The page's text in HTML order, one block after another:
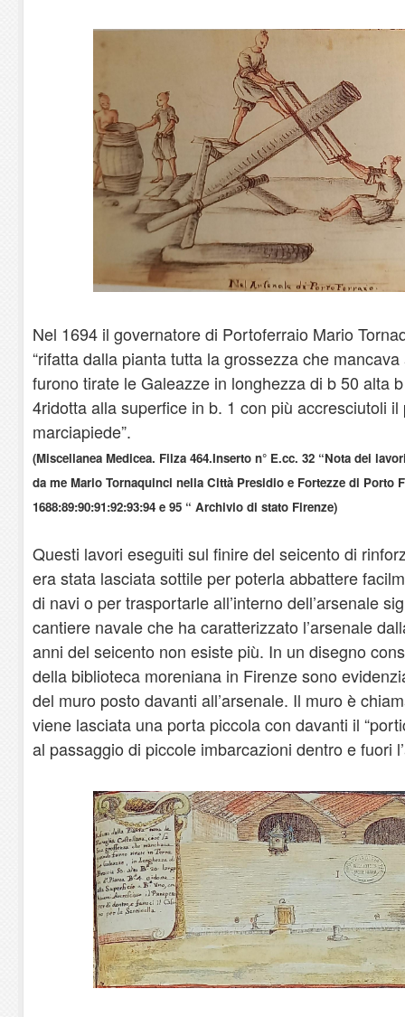
Nel 1694 il governatore di Portoferraio Mario
“rifatta dalla pianta tutta la grossezza che
furono tirate le Galeazze in longhezza di b 50 alta
4ridotta alla superfice in b. 1 con più accresciutoli
marciapiede”.
(Miscellanea Medicea. Filza 464.Inserto n° E.cc. 32 “Nota dei
da me Mario Tornaquinci nella Città Presidio e Fortezze di Porto
1688:89:90:91:92:93:94 e 95 “ Archivio di stato Firenze)
Questi lavori eseguiti sul finire del seicento di
era stata lasciata sottile per poterla abbattere
di navi o per trasportarle all’interno dell’arsenale
cantiere navale che ha caratterizzato l’arsenale
anni del seicento non esiste più. In un disegno
della biblioteca moreniana in Firenze sono
del muro posto davanti all’arsenale. Il muro è
viene lasciata una porta piccola con davanti il
al passaggio di piccole imbarcazioni dentro e fuori